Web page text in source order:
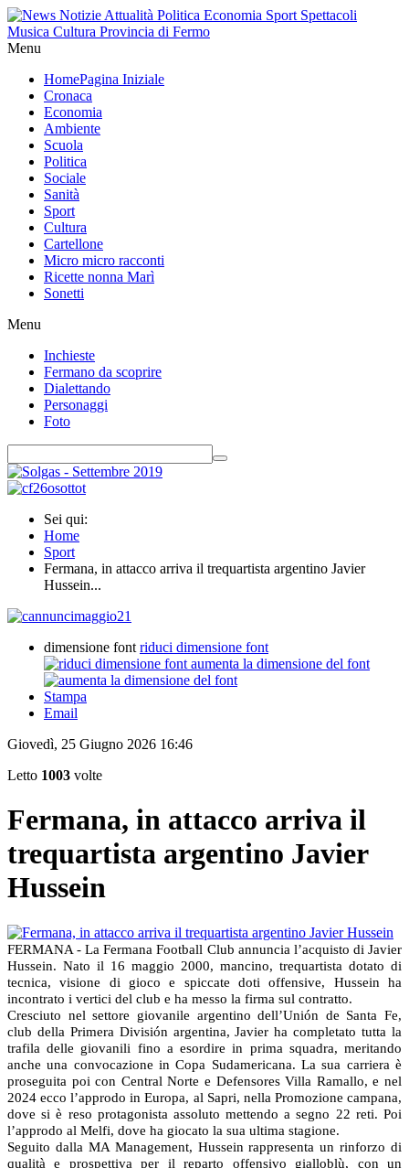
Menu
HomePagina Iniziale
Cronaca
Economia
Ambiente
Scuola
Politica
Sociale
Sanità
Sport
Cultura
Cartellone
Micro micro racconti
Ricette nonna Marì
Sonetti
Menu
Inchieste
Fermano da scoprire
Dialettando
Personaggi
Foto
Sei qui:
Home
Sport
Fermana, in attacco arriva il trequartista argentino Javier
Hussein...
dimensione font riduci dimensione font
aumenta la dimensione del font
Stampa
Email
Giovedì, 25 Giugno 2026 16:46
Letto 1003 volte
Fermana, in attacco arriva il
trequartista argentino Javier
Hussein
FERMANA - La Fermana Football Club annuncia l’acquisto di Javier
Hussein. Nato il 16 maggio 2000, mancino, trequartista dotato di
tecnica, visione di gioco e spiccate doti offensive, Hussein ha
incontrato i vertici del club e ha messo la firma sul contratto.
Cresciuto nel settore giovanile argentino dell’Unión de Santa Fe,
club della Primera División argentina, Javier ha completato tutta la
trafila delle giovanili fino a esordire in prima squadra, meritando
anche una convocazione in Copa Sudamericana. La sua carriera è
proseguita poi con Central Norte e Defensores Villa Ramallo, e nel
2024 ecco l’approdo in Europa, al Sapri, nella Promozione campana,
dove si è reso protagonista assoluto mettendo a segno 22 reti. Poi
l’approdo al Melfi, dove ha giocato la sua ultima stagione.
Seguito dalla MA Management, Hussein rappresenta un rinforzo di
qualità e prospettiva per il reparto offensivo gialloblù, con un